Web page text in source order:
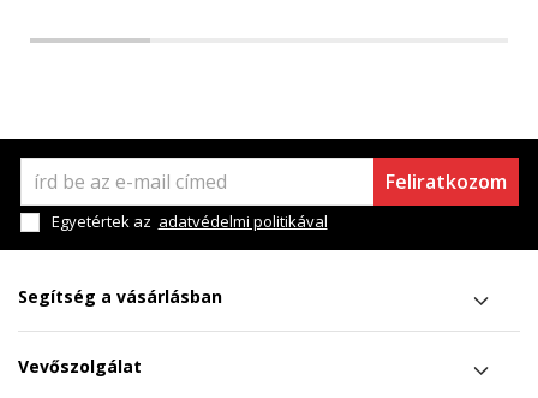
Feliratkozom
Egyetértek az adatvédelmi politikával
Segítség a vásárlásban
Vevőszolgálat